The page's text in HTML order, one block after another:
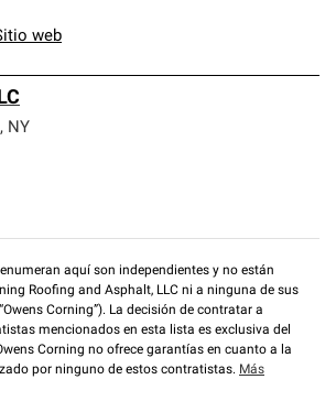
web
, NY
aquí son independientes y no están
Roofing and Asphalt, LLC ni a ninguna de sus
Corning”). La decisión de contratar a
mencionados en esta lista es exclusiva del
Corning no ofrece garantías en cuanto a la
por ninguno de estos contratistas. Más